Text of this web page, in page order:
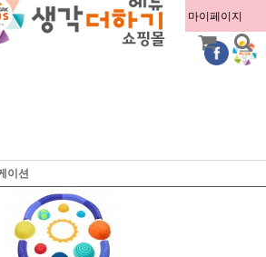
가입 주문조회 마이페이지
이션